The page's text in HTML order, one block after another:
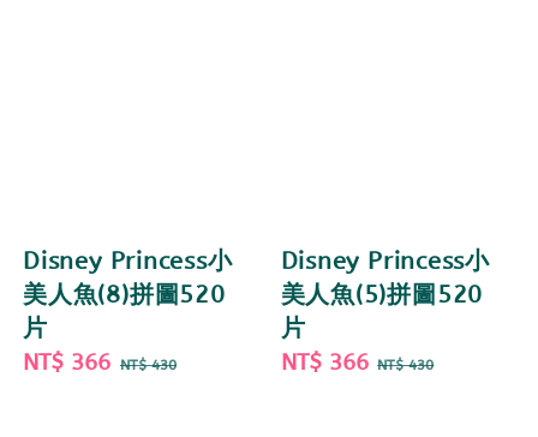
Disney Princess小
美人魚(8)拼圖520
片
Sale
NT$ 366 Regular
NT$ 430
Disney Princess小
美人魚(5)拼圖520
片
Sale
NT$ 366 Regular
NT$ 430